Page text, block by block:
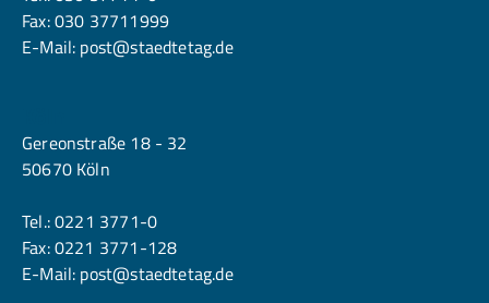
Fax: 030 37711999
E-Mail: post@staedtetag.de
Gereonstraße 18 - 32
50670 Köln
Tel.:0221 3771-0
Fax: 0221 3771-128
E-Mail: post@staedtetag.de